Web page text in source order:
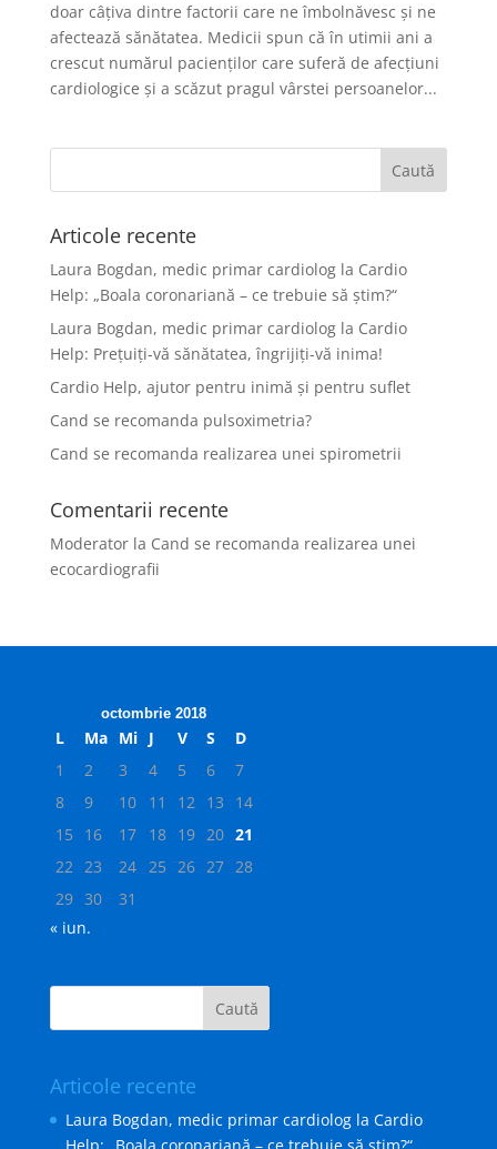
doar câţiva dintre factorii care ne îmbolnăvesc şi ne
afectează sănătatea. Medicii spun că în utimii ani a
crescut numărul pacienţilor care suferă de afecţiuni
cardiologice şi a scăzut pragul vârstei persoanelor...
Articole recente
Laura Bogdan, medic primar cardiolog la Cardio
Help: „Boala coronariană – ce trebuie să ştim?“
Laura Bogdan, medic primar cardiolog la Cardio
Help: Preţuiţi-vă sănătatea, îngrijiţi-vă inima!
Cardio Help, ajutor pentru inimă şi pentru suflet
Cand se recomanda pulsoximetria?
Cand se recomanda realizarea unei spirometrii
Comentarii recente
Moderatorla Cand se recomanda realizarea unei
ecocardiografii
octombrie 2018
L Ma Mi J V S
D
1
2 3 4 5 6
7
8
9 10 11 12 13
14
15 16 17 18 19 20 21
22 23 24 25 26 27 28
29 30
31
« iun.
Articole recente
Laura Bogdan, medic primar cardiolog la Cardio